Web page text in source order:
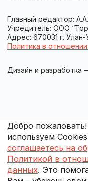
Главный редактор:
Учредитель: ООО
Адрес: 670031 г.
Политика в
Дизайн и разработка
Добро
используем
соглашаетесь на
Политикой в
данных. Это